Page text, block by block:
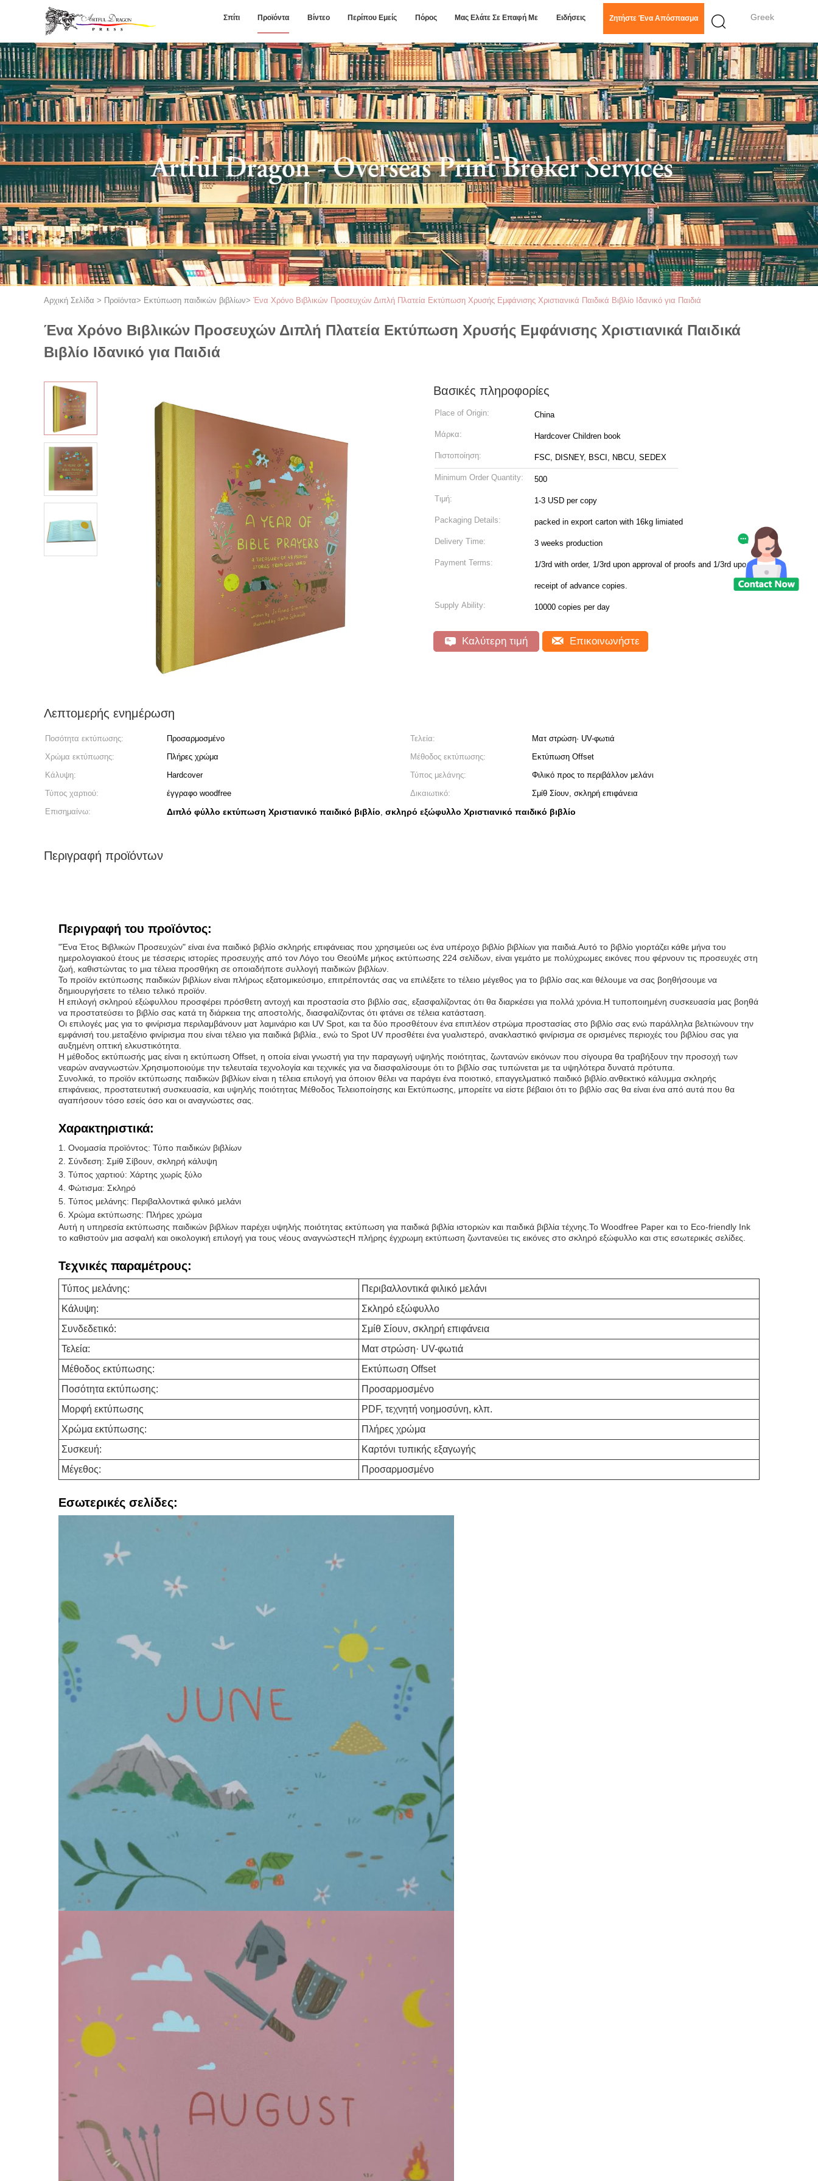
Greek
Σπίτι Προϊόντα Βίντεο Περίπου Εμείς Πόρος Μας Ελάτε Σε Επαφή Με Ειδήσεις Ζητήστε Ένα Απόσπασμα
Αρχική Σελίδα > Προϊόντα> Εκτύπωση παιδικών βιβλίων> Ένα Χρόνο Βιβλικών Προσευχών Διπλή Πλατεία Εκτύπωση Χρυσής Εμφάνισης Χριστιανικά Παιδικά Βιβλίο Ιδανικό για Παιδιά
Ένα Χρόνο Βιβλικών Προσευχών Διπλή Πλατεία Εκτύπωση Χρυσής Εμφάνισης Χριστιανικά Παιδικά
Βιβλίο Ιδανικό για Παιδιά
Βασικές πληροφορίες
Place of Origin: China
Μάρκα: Hardcover Children book
Πιστοποίηση: FSC, DISNEY, BSCI, NBCU, SEDEX
Minimum Order Quantity: 500
Τιμή: 1-3 USD per copy
Packaging Details: packed in export carton with 16kg limiated
Delivery Time: 3 weeks production
Payment Terms: 1/3rd with order, 1/3rd upon approval of proofs and 1/3rd upon
receipt of advance copies.
Supply Ability: 10000 copies per day
Καλύτερη τιμή Επικοινωνήστε
Λεπτομερής ενημέρωση
Ποσότητα εκτύπωσης: Προσαρμοσμένο Τελεία:
Ματ στρώση· UV-φωτιά
Χρώμα εκτύπωσης:
Πλήρες χρώμα Μέθοδος εκτύπωσης:
Εκτύπωση Offset
Κάλυψη:
Hardcover Τύπος μελάνης:
Φιλικό προς το περιβάλλον μελάνι
Τύπος χαρτιού:
έγγραφο woodfree Δικαιωτικό:
Σμίθ Σίουν, σκληρή επιφάνεια
Επισημαίνω:
Διπλό φύλλο εκτύπωση Χριστιανικό παιδικό βιβλίο, σκληρό εξώφυλλο Χριστιανικό παιδικό βιβλίο
Περιγραφή προϊόντων
Περιγραφή του προϊόντος:
"Ένα Έτος Βιβλικών Προσευχών" είναι ένα παιδικό βιβλίο σκληρής επιφάνειας που χρησιμεύει ως ένα υπέροχο βιβλίο βιβλίων για παιδιά.Αυτό το βιβλίο γιορτάζει κάθε μήνα του
ημερολογιακού έτους με τέσσερις ιστορίες προσευχής από τον Λόγο του ΘεούΜε μήκος εκτύπωσης 224 σελίδων, είναι γεμάτο με πολύχρωμες εικόνες που φέρνουν τις προσευχές στη
ζωή, καθιστώντας το μια τέλεια προσθήκη σε οποιαδήποτε συλλογή παιδικών βιβλίων.
Το προϊόν εκτύπωσης παιδικών βιβλίων είναι πλήρως εξατομικεύσιμο, επιτρέποντάς σας να επιλέξετε το τέλειο μέγεθος για το βιβλίο σας.και θέλουμε να σας βοηθήσουμε να
δημιουργήσετε το τέλειο τελικό προϊόν.
Η επιλογή σκληρού εξώφυλλου προσφέρει πρόσθετη αντοχή και προστασία στο βιβλίο σας, εξασφαλίζοντας ότι θα διαρκέσει για πολλά χρόνια.Η τυποποιημένη συσκευασία μας βοηθά
να προστατεύσει το βιβλίο σας κατά τη διάρκεια της αποστολής, διασφαλίζοντας ότι φτάνει σε τέλεια κατάσταση.
Οι επιλογές μας για το φινίρισμα περιλαμβάνουν ματ λαμινάριο και UV Spot, και τα δύο προσθέτουν ένα επιπλέον στρώμα προστασίας στο βιβλίο σας ενώ παράλληλα βελτιώνουν την
εμφάνισή του.μεταξένιο φινίρισμα που είναι τέλειο για παιδικά βιβλία., ενώ το Spot UV προσθέτει ένα γυαλιστερό, ανακλαστικό φινίρισμα σε ορισμένες περιοχές του βιβλίου σας για
αυξημένη οπτική ελκυστικότητα.
Η μέθοδος εκτύπωσής μας είναι η εκτύπωση Offset, η οποία είναι γνωστή για την παραγωγή υψηλής ποιότητας, ζωντανών εικόνων που σίγουρα θα τραβήξουν την προσοχή των
νεαρών αναγνωστών.Χρησιμοποιούμε την τελευταία τεχνολογία και τεχνικές για να διασφαλίσουμε ότι το βιβλίο σας τυπώνεται με τα υψηλότερα δυνατά πρότυπα.
Συνολικά, το προϊόν εκτύπωσης παιδικών βιβλίων είναι η τέλεια επιλογή για όποιον θέλει να παράγει ένα ποιοτικό, επαγγελματικό παιδικό βιβλίο.ανθεκτικό κάλυμμα σκληρής
επιφάνειας, προστατευτική συσκευασία, και υψηλής ποιότητας Μέθοδος Τελειοποίησης και Εκτύπωσης, μπορείτε να είστε βέβαιοι ότι το βιβλίο σας θα είναι ένα από αυτά που θα
αγαπήσουν τόσο εσείς όσο και οι αναγνώστες σας.
Χαρακτηριστικά:
Ονομασία προϊόντος: Τύπο παιδικών βιβλίων
Σύνδεση: Σμίθ Σίβουν, σκληρή κάλυψη
Τύπος χαρτιού: Χάρτης χωρίς ξύλο
Φώτισμα: Σκληρό
Τύπος μελάνης: Περιβαλλοντικά φιλικό μελάνι
Χρώμα εκτύπωσης: Πλήρες χρώμα
Αυτή η υπηρεσία εκτύπωσης παιδικών βιβλίων παρέχει υψηλής ποιότητας εκτύπωση για παιδικά βιβλία ιστοριών και παιδικά βιβλία τέχνης.Το Woodfree Paper και το Eco-friendly Ink
το καθιστούν μια ασφαλή και οικολογική επιλογή για τους νέους αναγνώστεςΗ πλήρης έγχρωμη εκτύπωση ζωντανεύει τις εικόνες στο σκληρό εξώφυλλο και στις εσωτερικές σελίδες.
Τεχνικές παραμέτρους:
Τύπος μελάνης:
Περιβαλλοντικά φιλικό μελάνι
Κάλυψη:
Σκληρό εξώφυλλο
Συνδεδετικό:
Σμίθ Σίουν, σκληρή επιφάνεια
Τελεία:
Ματ στρώση· UV-φωτιά
Μέθοδος εκτύπωσης:
Εκτύπωση Offset
Ποσότητα εκτύπωσης:
Προσαρμοσμένο
Μορφή εκτύπωσης
PDF, τεχνητή νοημοσύνη, κλπ.
Χρώμα εκτύπωσης:
Πλήρες χρώμα
Συσκευή:
Καρτόνι τυπικής εξαγωγής
Μέγεθος:
Προσαρμοσμένο
Εσωτερικές σελίδες: